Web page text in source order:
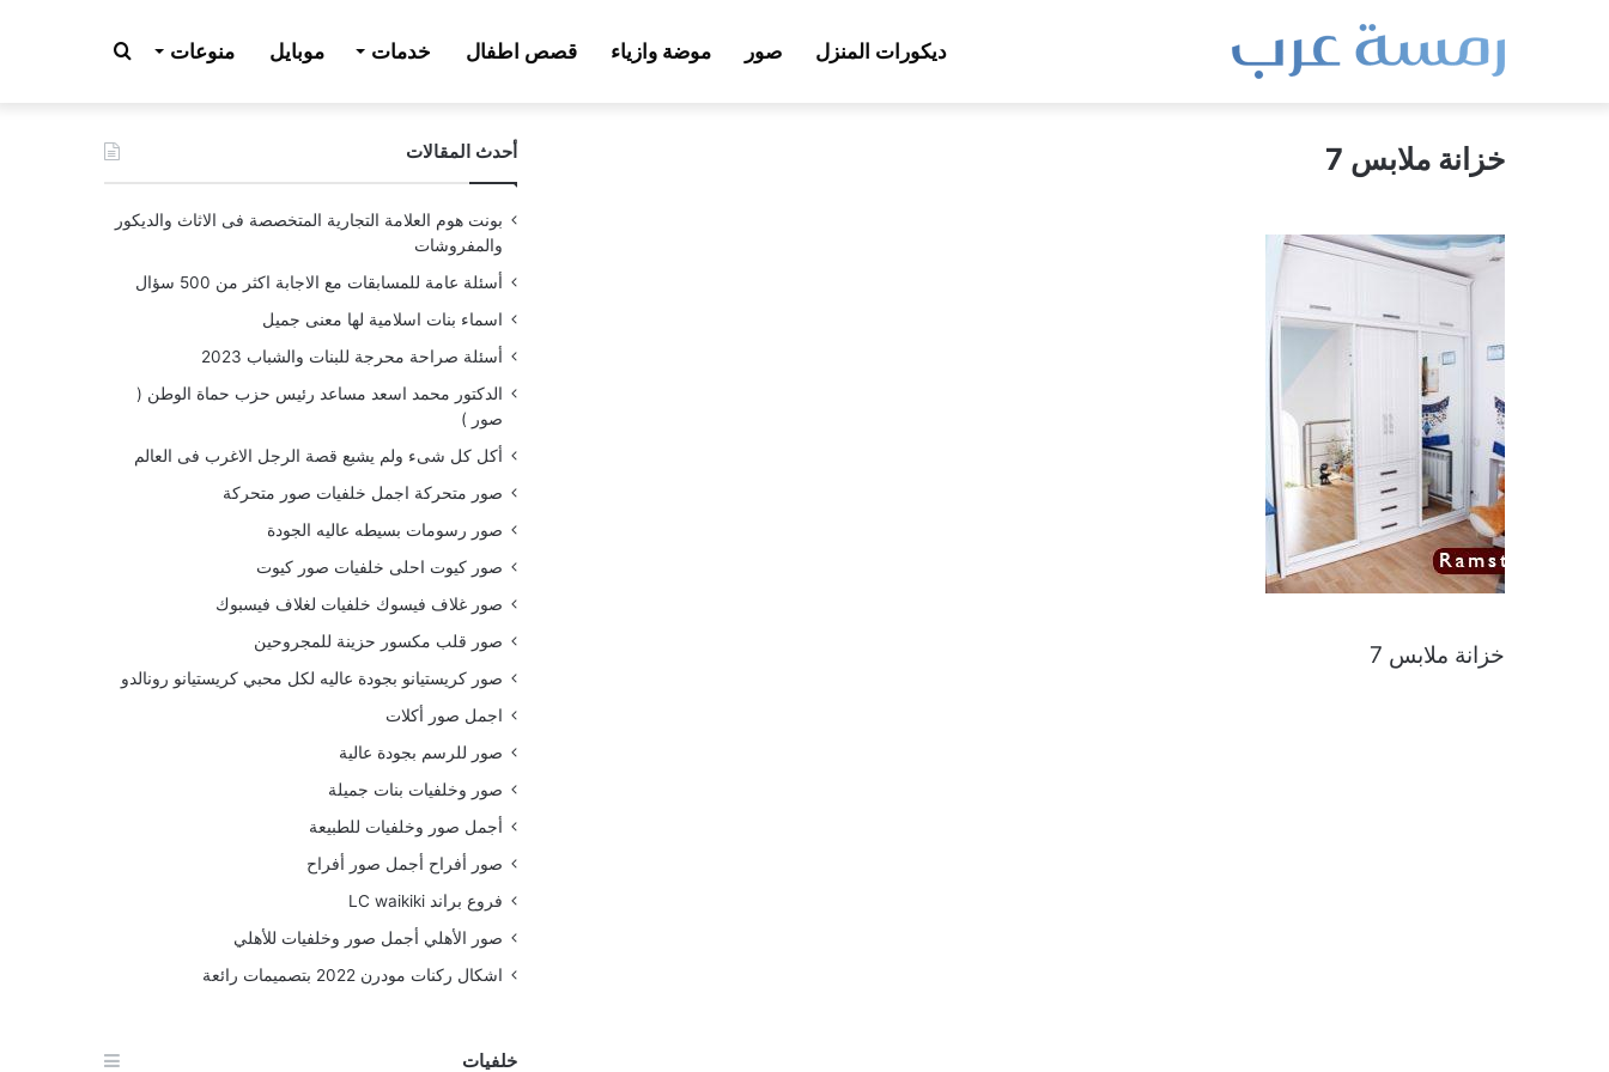
ديكورات المنزل صور موضة وازياء قصص اطفال خدمات موبايل منوعات بحث
عن خزانة ملابس 7
خزانة ملابس 7
أحدث المقالات
بونت هوم العلامة التجارية المتخصصة فى الاثاث والديكور
والمفروشات
أسئلة عامة للمسابقات مع الاجابة اكثر من 500 سؤال
اسماء بنات اسلامية لها معنى جميل
أسئلة صراحة محرجة للبنات والشباب 2023
الدكتور محمد اسعد مساعد رئيس حزب حماة الوطن (
صور )
أكل كل شىء ولم يشبع قصة الرجل الاغرب فى العالم
صور متحركة اجمل خلفيات صور متحركة
صور رسومات بسيطه عاليه الجودة
صور كيوت احلى خلفيات صور كيوت
صور غلاف فيسوك خلفيات لغلاف فيسبوك
صور قلب مكسور حزينة للمجروحين
صور كريستيانو بجودة عاليه لكل محبي كريستيانو رونالدو
اجمل صور أكلات
صور للرسم بجودة عالية
صور وخلفيات بنات جميلة
أجمل صور وخلفيات للطبيعة
صور أفراح أجمل صور أفراح
فروع براند LC waikiki
صور الأهلي أجمل صور وخلفيات للأهلي
اشكال ركنات مودرن 2022 بتصميمات رائعة
خلفيات